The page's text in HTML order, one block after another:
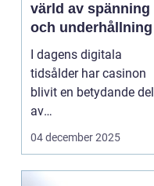
värld av spänning
och underhållning
I dagens digitala
tidsålder har casinon
blivit en betydande del
av
onlineunderhållning. ...
04 december 2025